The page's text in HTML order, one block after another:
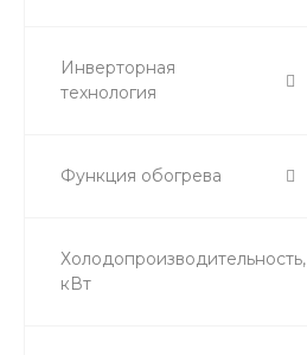
Инверторная
технология
Функция обогрева
Холодопроизводительность,
кВт